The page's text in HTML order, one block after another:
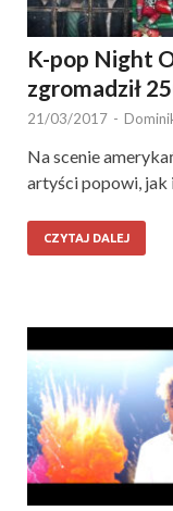
K-pop Night
zgromadził
21/03/2017 -
Na scenie
artyści popowi, jak
CZYTAJ DALEJ